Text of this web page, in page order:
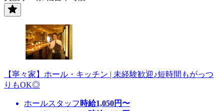
【寧々家】ホール・キッチン | 未経験歓迎♪短時間もがっつ
りもOK◎
ホールスタッフ 時給1,050円〜